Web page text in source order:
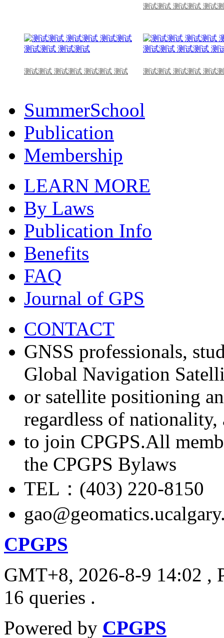
测试测试 测试测试 测试
测试测试 测试测试 测试测试 测试 测试测试 测试测试 测试
SummerSchool
Publication
Membership
LEARN MORE
By Laws
Publication Info
Benefits
FAQ
Journal of GPS
CONTACT
GNSS professionals,
Global Navigation
or satellite positioning
regardless of nationality,
to join CPGPS.All
the CPGPS Bylaws
TEL：(403) 220-8150
CPGPS
GMT+8, 2026-8-9 14:02 ,
16 queries .
Powered by CPGPS